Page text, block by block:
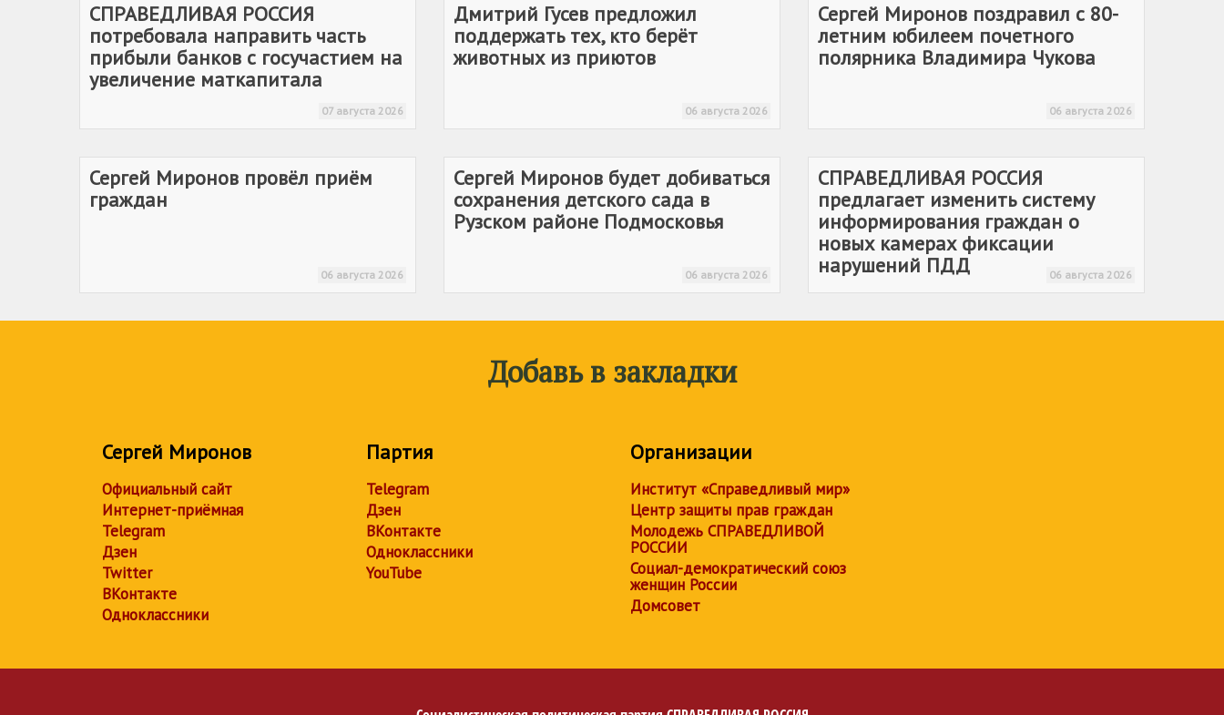
СПРАВЕДЛИВАЯ РОССИЯ
потребовала направить часть
прибыли банков с госучастием на
увеличение маткапитала
07 августа 2026
Дмитрий Гусев предложил
поддержать тех, кто берёт
животных из приютов
06 августа 2026
Сергей Миронов поздравил с 80-
летним юбилеем почетного
полярника Владимира Чукова
06 августа 2026
Сергей Миронов провёл приём
граждан
06 августа 2026
Сергей Миронов будет добиваться
сохранения детского сада в
Рузском районе Подмосковья
06 августа 2026
СПРАВЕДЛИВАЯ РОССИЯ
предлагает изменить систему
информирования граждан о
новых камерах фиксации
нарушений ПДД
06 августа 2026
Добавь в закладки
Сергей Миронов
Официальный сайт
Интернет-приёмная
Telegram
Дзен
Twitter
ВКонтакте
Одноклассники
Партия
Telegram
Дзен
ВКонтакте
Одноклассники
YouTube
Организации
Институт «Справедливый мир»
Центр защиты прав граждан
Молодежь СПРАВЕДЛИВОЙ
РОССИИ
Социал-демократический союз
женщин России
Домсовет